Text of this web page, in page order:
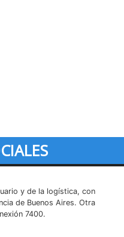
y de la logística, con
de Buenos Aires. Otra
7400.